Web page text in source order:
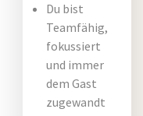
Du bist
Teamfähig,
fokussiert
und immer
dem Gast
zugewandt